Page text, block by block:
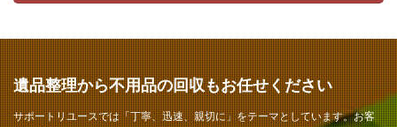
遺品整理から不用品の回収もお任せください
サポートリユースでは「丁寧、迅速、親切に」をテーマとしています。お客